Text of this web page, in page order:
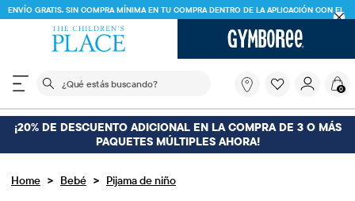
ENVÍO GRATIS. SIN COMPRA MÍNIMA EN TU COMPRA DENTRO DE LA APLICACIÓN CON EL
CÓDIGO
El siguiente campo de búsqueda filtra las
buscando?
0
¡20% DE DESCUENTO ADICIONAL EN LA COMPRA DE 3 O MÁS
PAQUETES MÚLTIPLES AHORA!
Home > Bebé > Pijama de niño